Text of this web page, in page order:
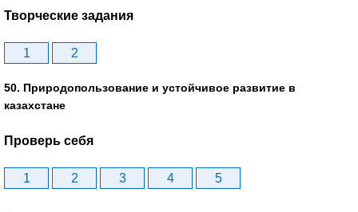
Творческие задания
1 2
50. Природопользование и устойчивое развитие в
казахстане
Проверь себя
1 2 3 4 5